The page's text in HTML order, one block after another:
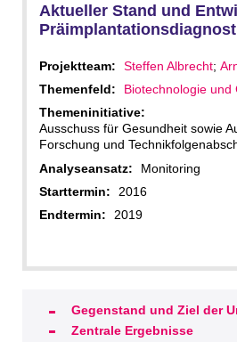
Aktueller Stand und
Projektteam: Steffen Albrecht;
Themenfeld:
Biotechnologie und
Themeninitiative:
Ausschuss für Gesundheit sowie
Forschung und
Analyseansatz:
Monitoring
Starttermin:
2016
Endtermin:
2019
Gegenstand und Ziel der
Zentrale Ergebnisse